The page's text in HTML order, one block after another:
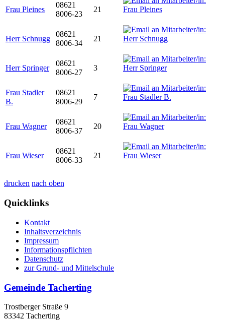
Frau Pleines
08621
8006-23
21
Herr Schnugg
08621
8006-34
21
Herr Springer
08621
8006-27
3
Frau Stadler
B.
08621
8006-29
7
Frau Wagner
08621
8006-37
20
Frau Wieser
08621
8006-33
21
drucken nach oben
Quicklinks
Kontakt
Inhaltsverzeichnis
Impressum
Informationspflichten
Datenschutz
zur Grund- und Mittelschule
Gemeinde Tacherting
Trostberger Straße 9
83342 Tacherting